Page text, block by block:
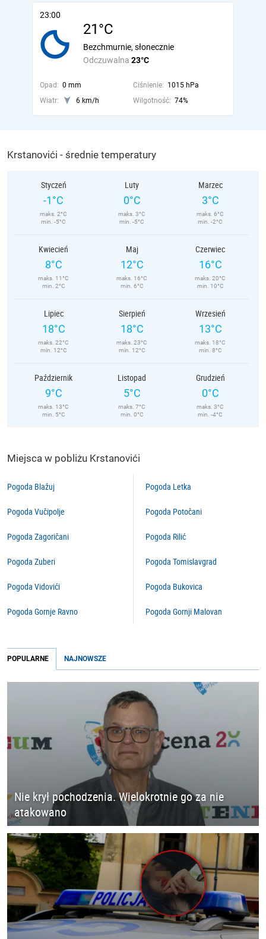
23:00
21°C
Odczuwalna 23°C
Bezchmurnie, słonecznie
Opad: 0 mm Ciśnienie: 1015 hPa
Wiatr:
6 km/h Wilgotność: 74%
Krstanovići - średnie temperatury
Styczeń
-1°C
maks. 2°C
min. -5°C
Luty
0°C
maks. 3°C
min. -5°C
Marzec
3°C
maks. 6°C
min. -2°C
Kwiecień
8°C
maks. 11°C
min. 2°C
Maj
12°C
maks. 16°C
min. 6°C
Czerwiec
16°C
maks. 20°C
min. 10°C
Lipiec
18°C
maks. 22°C
min. 12°C
Sierpień
18°C
maks. 23°C
min. 12°C
Wrzesień
13°C
maks. 18°C
min. 8°C
Październik
9°C
maks. 13°C
min. 5°C
Listopad
5°C
maks. 7°C
min. 0°C
Grudzień
0°C
maks. 3°C
min. -4°C
Miejsca w pobliżu Krstanovići
Pogoda Blažuj
Pogoda Vučipolje
Pogoda Zagoričani
Pogoda Zuberi
Pogoda Vidovići
Pogoda Gornje Ravno
Pogoda Letka
Pogoda Potočani
Pogoda Rilić
Pogoda Tomislavgrad
Pogoda Bukovica
Pogoda Gornji Malovan
POPULARNE NAJNOWSZE
Nie krył pochodzenia. Wielokrotnie go za nie
atakowano